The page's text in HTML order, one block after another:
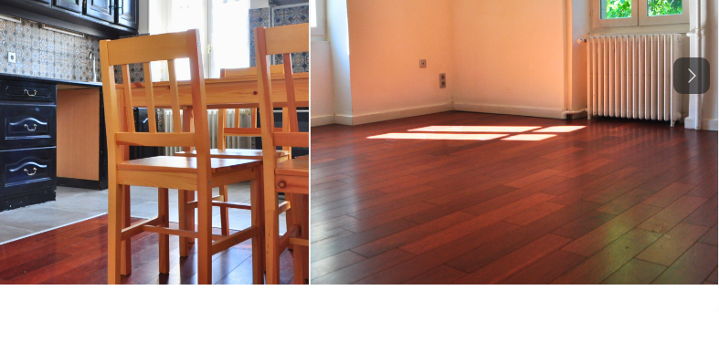
Next